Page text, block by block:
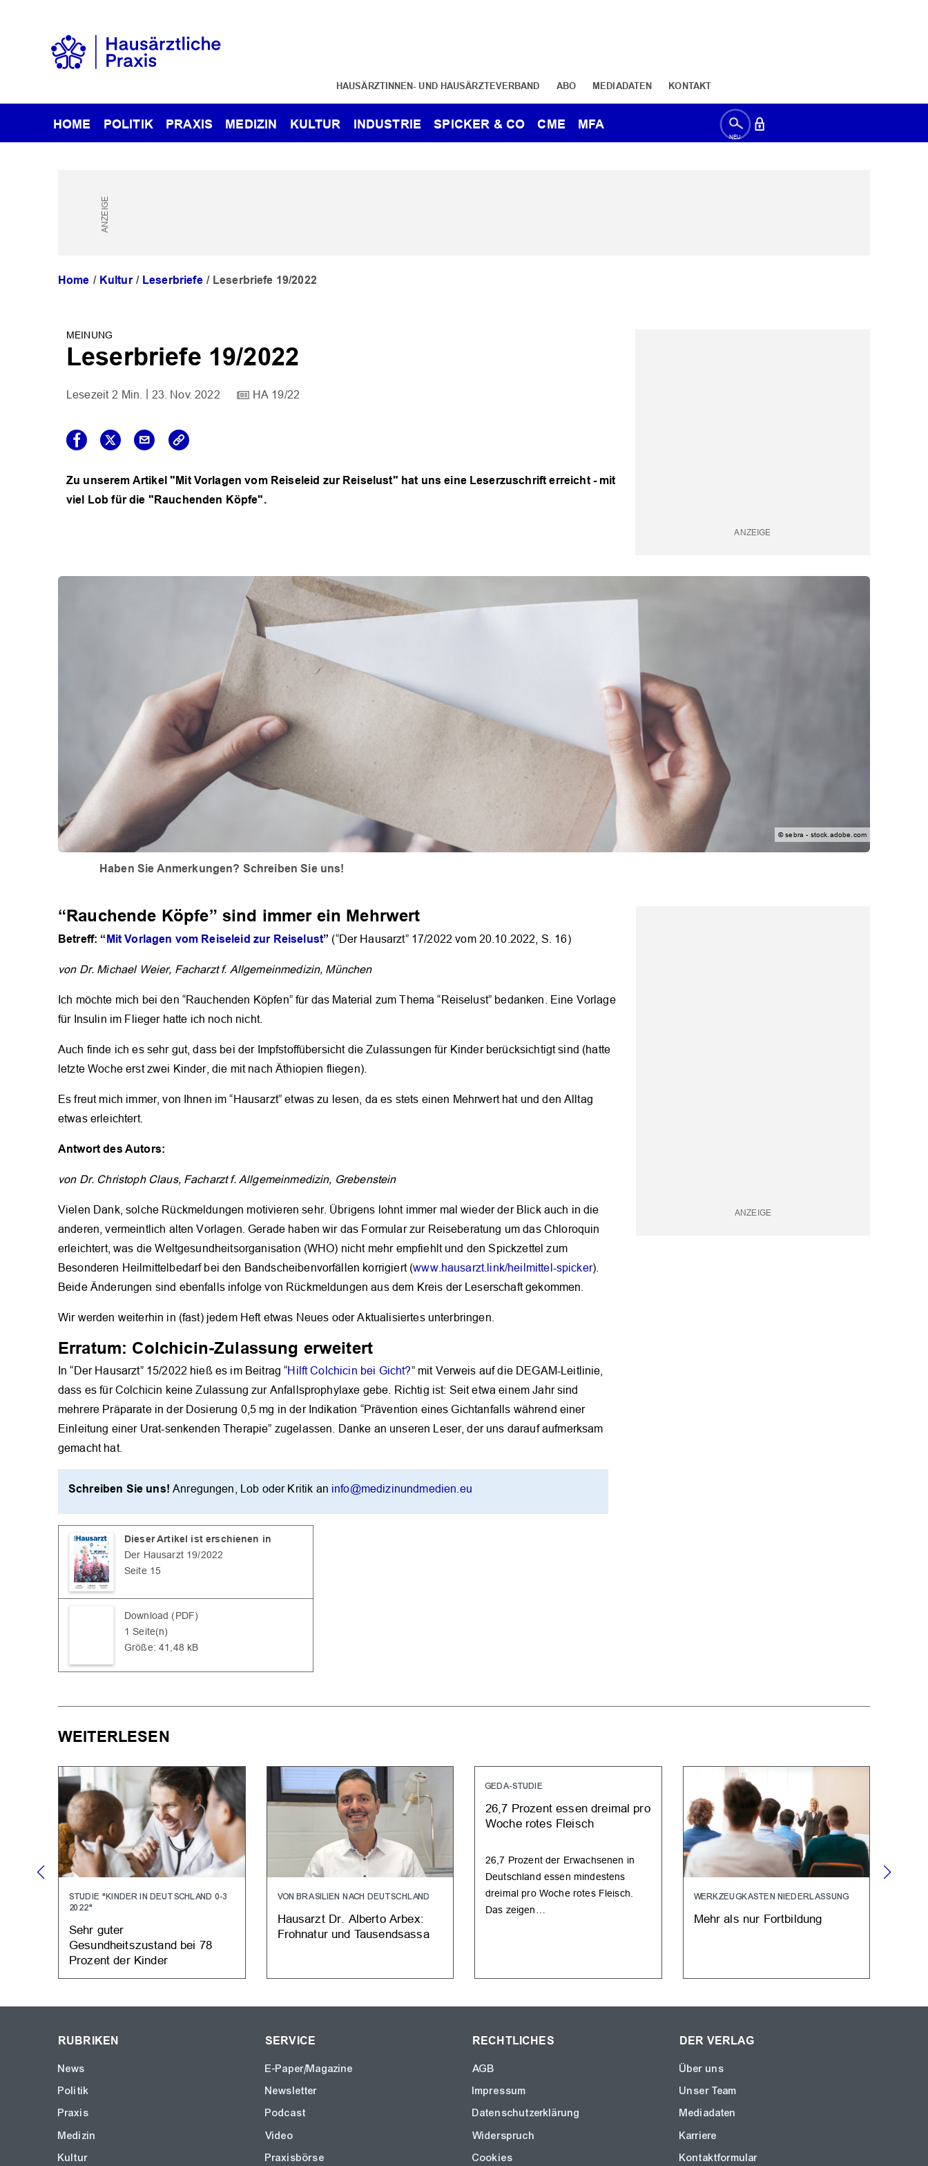
HAUSÄRZTINNEN- UND HAUSÄRZTEVERBAND ABO MEDIADATEN KONTAKT
HOME POLITIK PRAXIS MEDIZIN KULTUR INDUSTRIE SPICKER & CO CME MFA
Home Kultur Leserbriefe Leserbriefe 19/2022
MEINUNG
Leserbriefe 19/2022
2 Min. 23. Nov. 2022 HA 19/22
Zu unserem Artikel "Mit Vorlagen vom Reiseleid zur Reiselust" hat uns eine Leserzuschrift erreicht - mit
viel Lob für die "Rauchenden Köpfe".
© sebra - stock.adobe.com
Haben Sie Anmerkungen? Schreiben Sie uns!
“Rauchende Köpfe” sind immer ein Mehrwert
Betreff: “Mit Vorlagen vom Reiseleid zur Reiselust” (“Der Hausarzt” 17/2022 vom 20.10.2022, S. 16)
von Dr. Michael Weier, Facharzt f. Allgemeinmedizin, München
Ich möchte mich bei den “Rauchenden Köpfen” für das Material zum Thema “Reiselust” bedanken. Eine Vorlage
für Insulin im Flieger hatte ich noch nicht.
Auch finde ich es sehr gut, dass bei der Impfstoffübersicht die Zulassungen für Kinder berücksichtigt sind (hatte
letzte Woche erst zwei Kinder, die mit nach Äthiopien fliegen).
Es freut mich immer, von Ihnen im “Hausarzt” etwas zu lesen, da es stets einen Mehrwert hat und den Alltag
etwas erleichtert.
Antwort des Autors:
von Dr. Christoph Claus, Facharzt f. Allgemeinmedizin, Grebenstein
Vielen Dank, solche Rückmeldungen motivieren sehr. Übrigens lohnt immer mal wieder der Blick auch in die
anderen, vermeintlich alten Vorlagen. Gerade haben wir das Formular zur Reiseberatung um das Chloroquin
erleichtert, was die Weltgesundheitsorganisation (WHO) nicht mehr empfiehlt und den Spickzettel zum
Besonderen Heilmittelbedarf bei den Bandscheibenvorfällen korrigiert (www.hausarzt.link/heilmittel-spicker).
Beide Änderungen sind ebenfalls infolge von Rückmeldungen aus dem Kreis der Leserschaft gekommen.
Wir werden weiterhin in (fast) jedem Heft etwas Neues oder Aktualisiertes unterbringen.
Erratum: Colchicin-Zulassung erweitert
In “Der Hausarzt” 15/2022 hieß es im Beitrag “Hilft Colchicin bei Gicht?” mit Verweis auf die DEGAM-Leitlinie,
dass es für Colchicin keine Zulassung zur Anfallsprophylaxe gebe. Richtig ist: Seit etwa einem Jahr sind
mehrere Präparate in der Dosierung 0,5 mg in der Indikation “Prävention eines Gichtanfalls während einer
Einleitung einer Urat-senkenden Therapie” zugelassen. Danke an unseren Leser, der uns darauf aufmerksam
gemacht hat.
Schreiben Sie uns! Anregungen, Lob oder Kritik an info@medizinundmedien.eu
Dieser Artikel ist erschienen in
Der Hausarzt 19/2022
Seite 15
Download (PDF)
1 Seite(n)
Größe: 41,48 kB
WEITERLESEN
STUDIE "KINDER IN DEUTSCHLAND 0-3
2022"
Sehr guter
Gesundheitszustand bei 78
Prozent der Kinder
VON BRASILIEN NACH DEUTSCHLAND
Hausarzt Dr. Alberto Arbex:
Frohnatur und Tausendsassa
GEDA-STUDIE
26,7 Prozent essen dreimal pro
Woche rotes Fleisch
26,7 Prozent der Erwachsenen in
Deutschland essen mindestens
dreimal pro Woche rotes Fleisch.
Das zeigen…
WERKZEUGKASTEN NIEDERLASSUNG
Mehr als nur Fortbildung
RUBRIKEN
News
Politik
Praxis
Medizin
Kultur
SERVICE
E-Paper/Magazine
Newsletter
Podcast
Video
Praxisbörse
RECHTLICHES
AGB
Impressum
Datenschutzerklärung
Widerspruch
Cookies
DER VERLAG
Über uns
Unser Team
Mediadaten
Karriere
Kontaktformular